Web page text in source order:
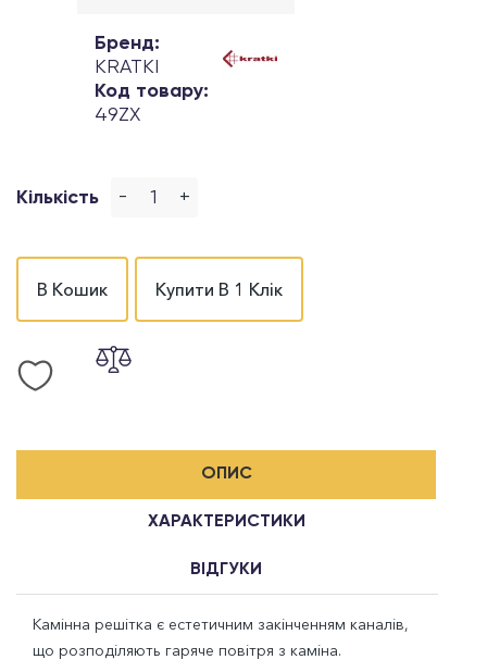
Бренд:
KRATKI
Код товару:
49ZX
Кількість - +
В Кошик Купити В 1 Клік
ОПИС
ХАРАКТЕРИСТИКИ
ВІДГУКИ
Камінна решітка є естетичним закінченням каналів,
що розподіляють гаряче повітря з каміна.